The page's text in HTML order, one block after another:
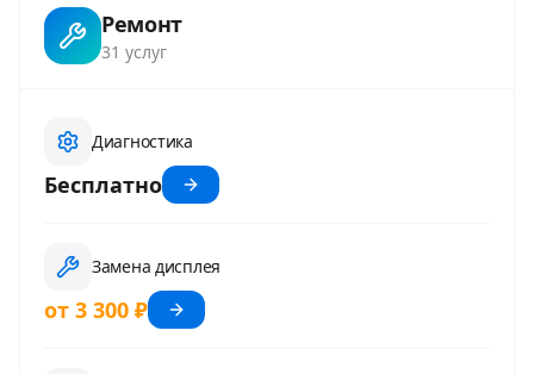
Ремонт
31 услуг
Диагностика
Бесплатно
Замена дисплея
от 3 300 ₽